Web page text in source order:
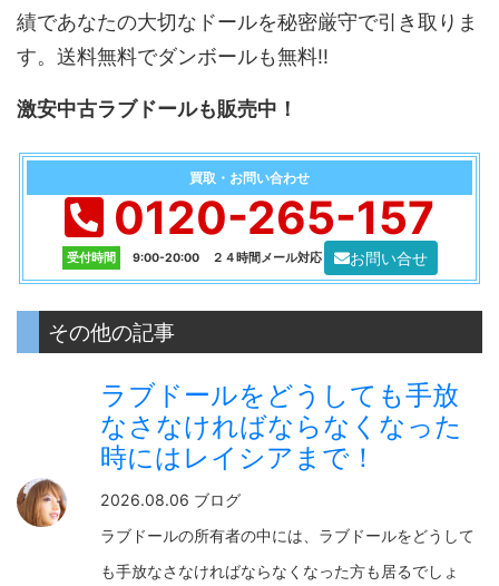
績であなたの大切なドールを秘密厳守で引き取りま
す。送料無料でダンボールも無料!!
激安中古ラブドールも販売中！
買取・お問い合わせ
0120-265-157
受付時間 9:00-20:00 ２４時間メール対応 お問い合せ
その他の記事
ラブドールをどうしても手放
なさなければならなくなった
時にはレイシアまで！
2026.08.06 ブログ
ラブドールの所有者の中には、ラブドールをどうして
も手放なさなければならなくなった方も居るでしょ